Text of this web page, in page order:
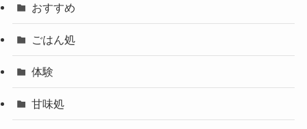
おすすめ
ごはん処
体験
甘味処